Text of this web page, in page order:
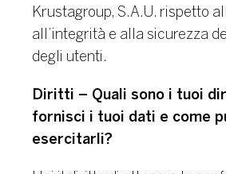
Krustagroup, S.A.U. rispetto
all’integrità e alla sicurezza
degli utenti.
Diritti – Quali sono i tuoi
fornisci i tuoi dati e come
esercitarli?